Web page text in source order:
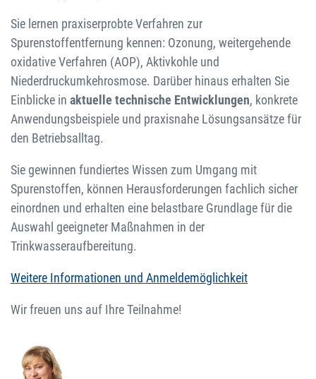
Sie lernen praxiserprobte Verfahren zur
Spurenstoffentfernung kennen: Ozonung, weitergehende
oxidative Verfahren (AOP), Aktivkohle und
Niederdruckumkehrosmose. Darüber hinaus erhalten Sie
Einblicke in aktuelle technische Entwicklungen, konkrete
Anwendungsbeispiele und praxisnahe Lösungsansätze für
den Betriebsalltag.
Sie gewinnen fundiertes Wissen zum Umgang mit
Spurenstoffen, können Herausforderungen fachlich sicher
einordnen und erhalten eine belastbare Grundlage für die
Auswahl geeigneter Maßnahmen in der
Trinkwasseraufbereitung.
Weitere Informationen und Anmeldemöglichkeit
Wir freuen uns auf Ihre Teilnahme!